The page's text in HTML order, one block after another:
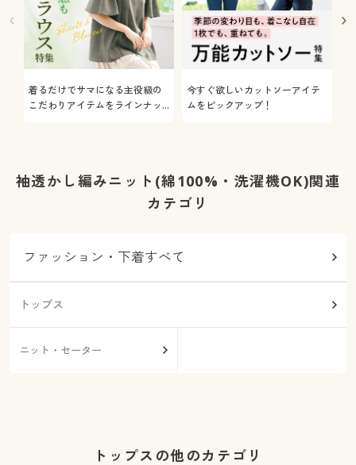
着るだけでサマになる主役級の
こだわりアイテムをラインナッ
今すぐ欲しいカットソーアイテ
ムをピックアップ！
袖透かし編みニット(綿100%・洗濯機OK)関連
カテゴリ
ファッション・下着すべて
トップス
ニット・セーター
トップスの他のカテゴリ